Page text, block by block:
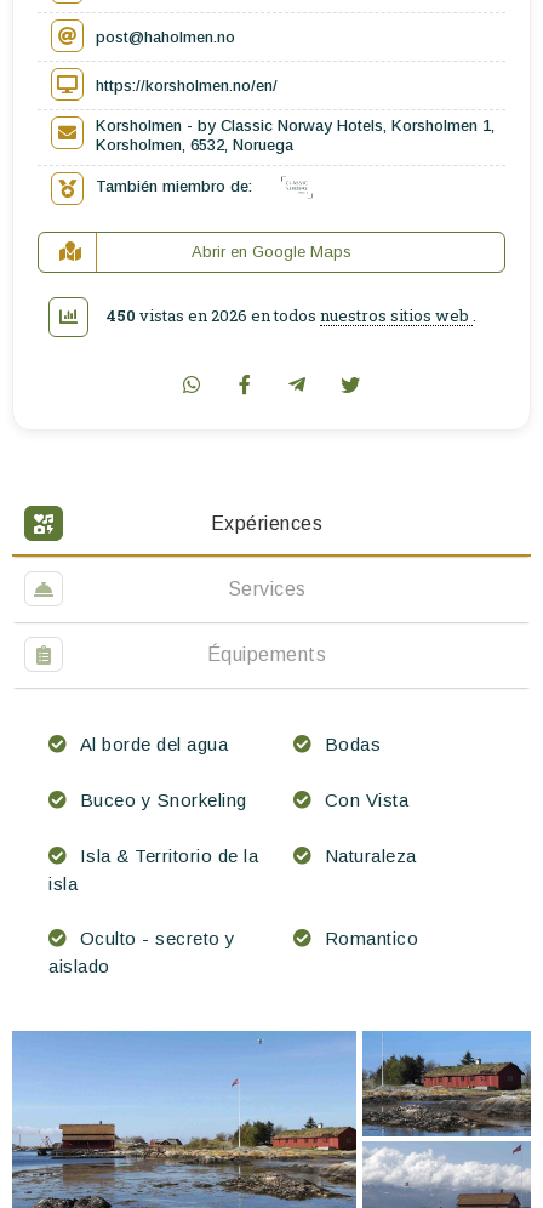
Expériences
Services
Équipements
Al borde del agua Bodas
Buceo y Snorkeling Con Vista
Isla & Territorio de la
isla
Naturaleza
Oculto - secreto y
aislado
Romantico
post@haholmen.no
https://korsholmen.no/en/
Korsholmen - by Classic Norway Hotels, Korsholmen 1,
Korsholmen, 6532, Noruega
También miembro de:
Abrir en Google Maps
450 vistas en 2026 en todos nuestros sitios web .